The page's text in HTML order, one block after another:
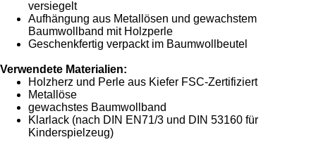
versiegelt
Aufhängung aus Metallösen und gewachstem
Baumwollband mit Holzperle
Geschenkfertig verpackt im Baumwollbeutel
Verwendete Materialien:
Holzherz und Perle aus Kiefer FSC-Zertifiziert
Metallöse
gewachstes Baumwollband
Klarlack (nach DIN EN71/3 und DIN 53160 für
Kinderspielzeug)